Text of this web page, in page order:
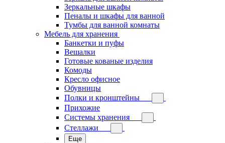
Зеркальные шкафы
Пеналы и шкафы для ванной
Тумбы для ванной комнаты
Мебель для хранения
Банкетки и пуфы
Вешалки
Готовые кованые изделия
Комоды
Кресло офисное
Обувницы
Полки и кронштейны
Прихожие
Системы хранения
Стеллажи
Еще